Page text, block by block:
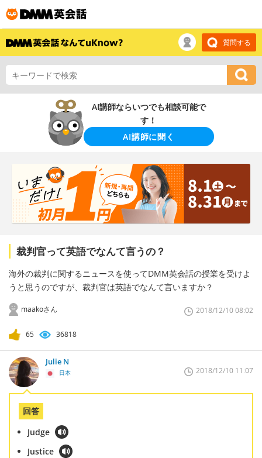
質問する
AI講師ならいつでも相談可能で
す！
AI講師に聞く
裁判官って英語でなんて言うの？
海外の裁判に関するニュースを使ってDMM英会話の授業を受けよ
うと思うのですが、裁判官は英語でなんて言いますか？
maakoさん 2018/12/10 08:02
65 36818
Julie N
日本 2018/12/10 11:07
回答
Judge
Justice